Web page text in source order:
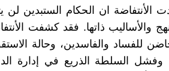
الأنتفاضة ان الحكام الستبدين لن
والأساليب ذاتها. فقد كشفت
للفساد والفاسدين، وحالة
وفشل السلطة الذريع في إدارة